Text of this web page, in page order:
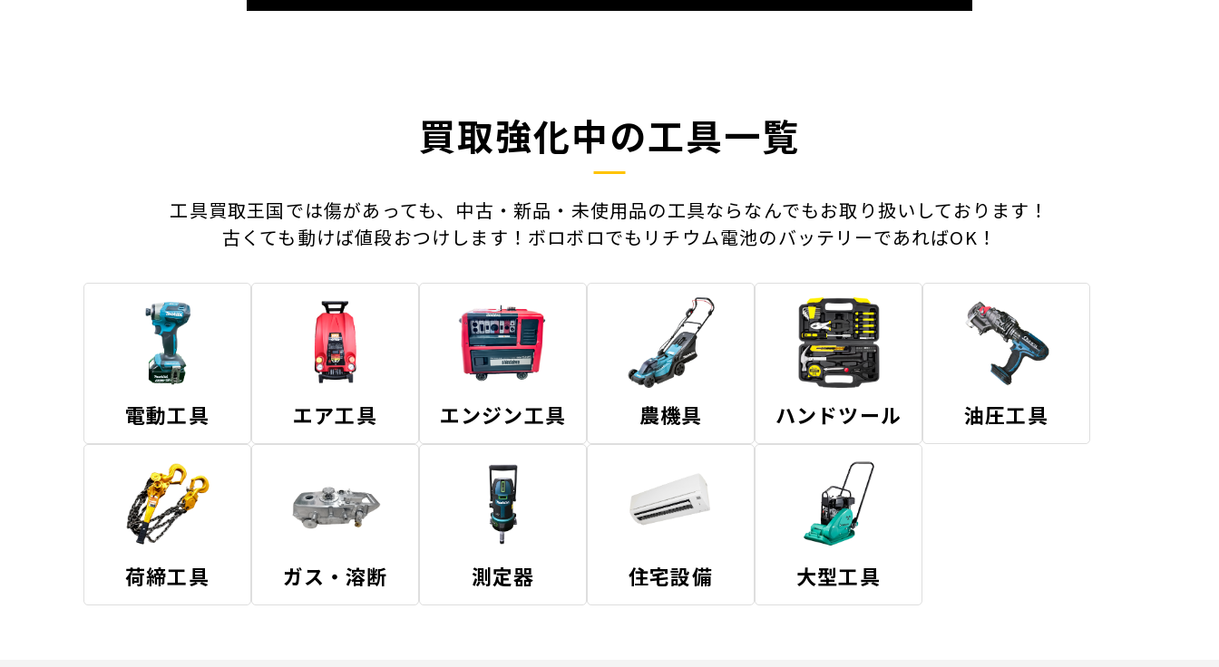
買取強化中の工具一覧
工具買取王国では傷があっても、中古・新品・未使用品の工具ならなんでもお取り扱いしております！
古くても動けば値段おつけします！ボロボロでもリチウム電池のバッテリーであればOK！
電動工具 エア工具 エンジン工具 農機具 ハンドツール 油圧工具
荷締工具 ガス・溶断 測定器 住宅設備 大型工具